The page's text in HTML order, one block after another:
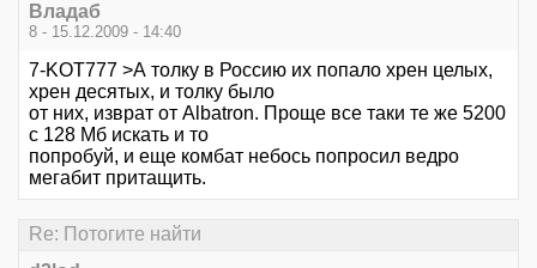
Владаб
8 - 15.12.2009 - 14:40
7-KOT777 >А толку в Россию их попало хрен целых,
хрен десятых, и толку было
от них, изврат от Albatron. Проще все таки те же 5200
с 128 Мб искать и то
попробуй, и еще комбат небось попросил ведро
мегабит притащить.
Re: Потогите найти